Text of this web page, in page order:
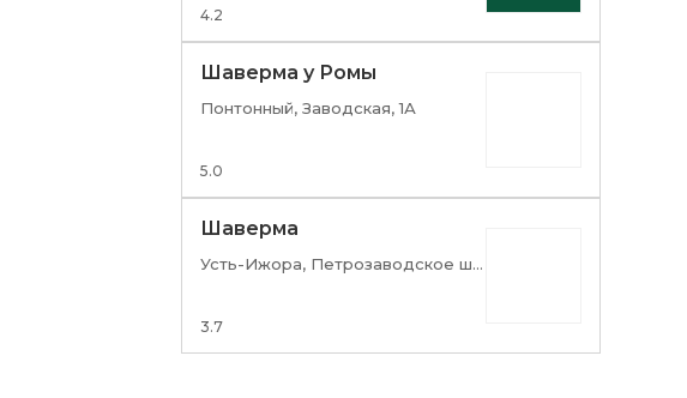
4.2
Шаверма у Ромы
Понтонный, Заводская, 1А
5.0
Шаверма
Усть-Ижора, Петрозаводское шоссе, 17
3.7